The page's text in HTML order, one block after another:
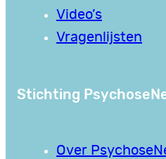
Video’s
Vragenlijsten
Stichting
Over